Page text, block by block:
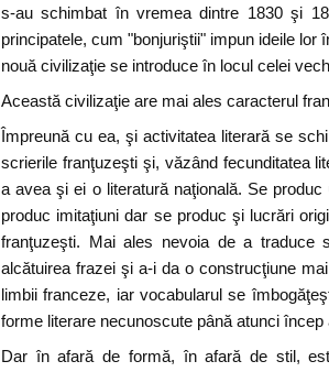
s-au schimbat în vremea dintre 1830 şi
principatele, cum "bonjuriştii" impun ideile lor
nouă civilizaţie se introduce în locul celei
Această civilizaţie are mai ales caracterul
Împreună cu ea, şi activitatea literară se
scrierile franţuzeşti şi, văzând fecunditatea
a avea şi ei o literatură naţională. Se
produc imitaţiuni dar se produc şi lucrări
franţuzeşti. Mai ales nevoia de a traduce
alcătuirea frazei şi a-i da o construcţiune
limbii franceze, iar vocabularul se
forme literare necunoscute până atunci încep
Dar în afară de formă, în afară de stil,